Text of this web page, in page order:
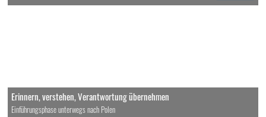
Erinnern, verstehen, Verantwortung übernehmen
Einführungsphase unterwegs nach Polen